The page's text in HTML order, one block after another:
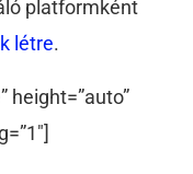
platformként
létre.
height=”auto”